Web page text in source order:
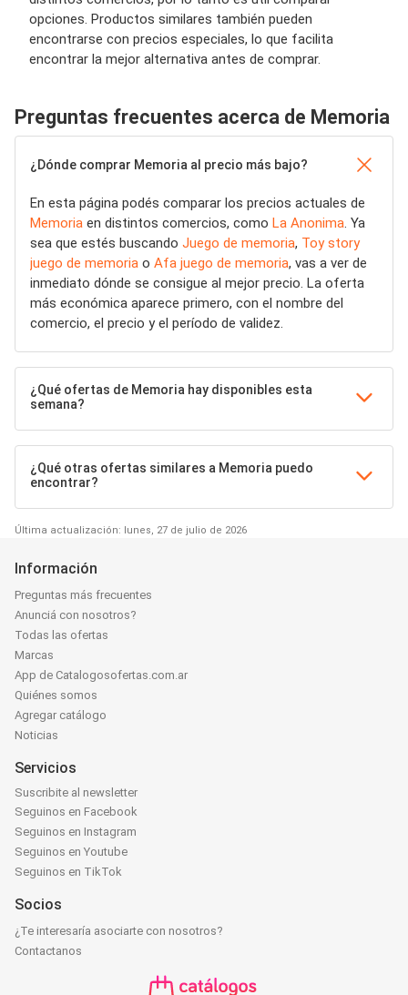
opciones. Productos similares también pueden
encontrarse con precios especiales, lo que facilita
encontrar la mejor alternativa antes de comprar.
Preguntas frecuentes acerca de Memoria
¿Dónde comprar Memoria al precio más bajo?
En esta página podés comparar los precios actuales de
Memoria en distintos comercios, como La Anonima. Ya
sea que estés buscando Juego de memoria, Toy story
juego de memoria o Afa juego de memoria, vas a ver de
inmediato dónde se consigue al mejor precio. La oferta
más económica aparece primero, con el nombre del
comercio, el precio y el período de validez.
¿Qué ofertas de Memoria hay disponibles esta
semana?
¿Qué otras ofertas similares a Memoria puedo
encontrar?
Última actualización: lunes, 27 de julio de 2026
Información
Preguntas más frecuentes
Anunciá con nosotros?
Todas las ofertas
Marcas
App de Catalogosofertas.com.ar
Quiénes somos
Agregar catálogo
Noticias
Servicios
Suscribite al newsletter
Seguinos en Facebook
Seguinos en Instagram
Seguinos en Youtube
Seguinos en TikTok
Socios
¿Te interesaría asociarte con nosotros?
Contactanos